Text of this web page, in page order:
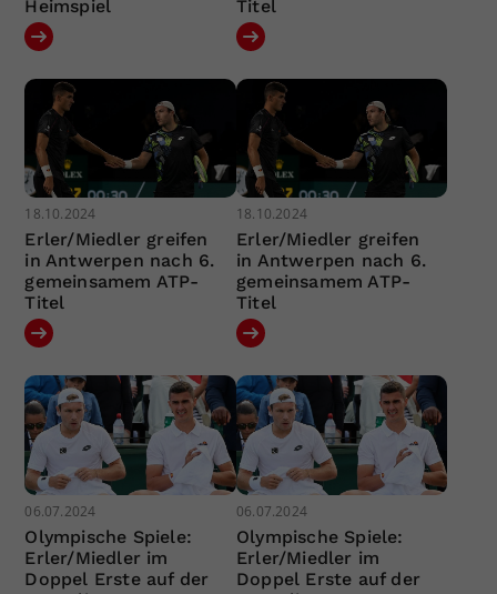
Heimspiel
Titel
18.10.2024
Erler/Miedler greifen
in Antwerpen nach 6.
gemeinsamem ATP-
Titel
18.10.2024
Erler/Miedler greifen
in Antwerpen nach 6.
gemeinsamem ATP-
Titel
06.07.2024
Olympische Spiele:
Erler/Miedler im
Doppel Erste auf der
06.07.2024
Olympische Spiele:
Erler/Miedler im
Doppel Erste auf der